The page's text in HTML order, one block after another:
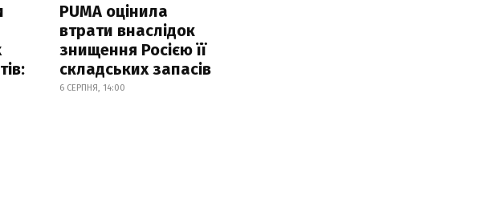
PUMA оцінила
втрати внаслідок
знищення Росією її
складських запасів
6 СЕРПНЯ, 14:00